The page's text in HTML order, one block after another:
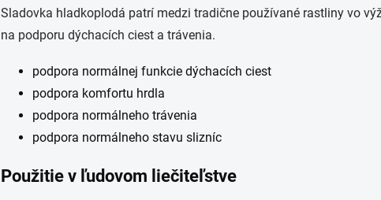
Sladovka hladkoplodá patrí medzi tradične používané rastliny vo
na podporu dýchacích ciest a trávenia.
podpora normálnej funkcie dýchacích ciest
podpora komfortu hrdla
podpora normálneho trávenia
podpora normálneho stavu slizníc
Použitie v ľudovom liečiteľstve